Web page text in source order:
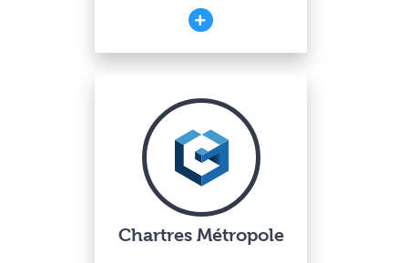
Chartres Métropole